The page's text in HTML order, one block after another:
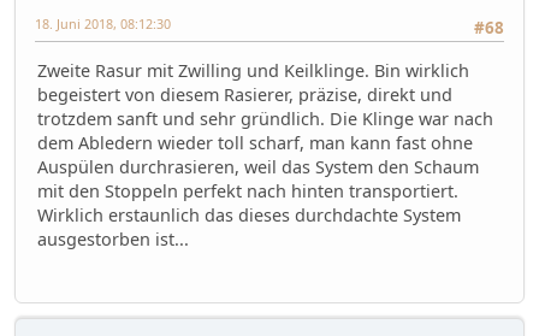
#68
18. Juni 2018, 08:12:30
Zweite Rasur mit Zwilling und Keilklinge. Bin wirklich
begeistert von diesem Rasierer, präzise, direkt und
trotzdem sanft und sehr gründlich. Die Klinge war nach
dem Abledern wieder toll scharf, man kann fast ohne
Auspülen durchrasieren, weil das System den Schaum
mit den Stoppeln perfekt nach hinten transportiert.
Wirklich erstaunlich das dieses durchdachte System
ausgestorben ist...